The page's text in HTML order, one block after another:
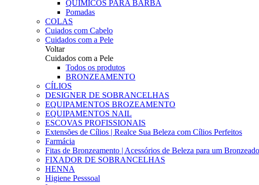
QUIMICOS PARA BARBA
Pomadas
COLAS
Cuiados com Cabelo
Cuidados com a Pele
Voltar
Cuidados com a Pele
Todos os produtos
BRONZEAMENTO
CÍLIOS
DESIGNER DE SOBRANCELHAS
EQUIPAMENTOS BROZEAMENTO
EQUIPAMENTOS NAIL
ESCOVAS PROFISSIONAIS
Extensões de Cílios | Realce Sua Beleza com Cílios Perfeitos
Farmácia
Fitas de Bronzeamento | Acessórios de Beleza para um
FIXADOR DE SOBRANCELHAS
HENNA
Higiene Pesssoal